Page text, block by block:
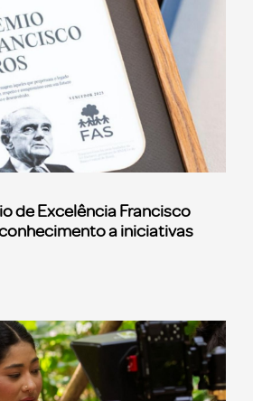
de Excelência Francisco
a iniciativas